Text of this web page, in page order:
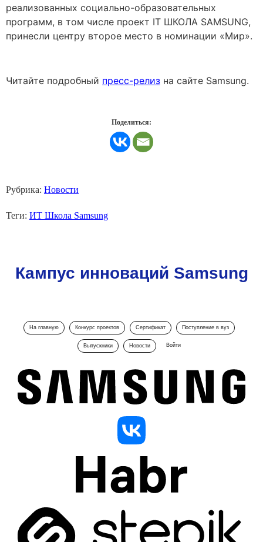
реализованных социально-образовательных
программ, в том числе проект IT ШКОЛА SAMSUNG,
принесли центру второе место в номинации «Мир».
Читайте подробный пресс-релиз на сайте Samsung.
Поделиться:
Рубрика: Новости
Теги: ИТ Школа Samsung
Кампус инноваций Samsung
На главную Конкурс проектов Сертификат Поступление в вуз
Выпускники Новости Войти